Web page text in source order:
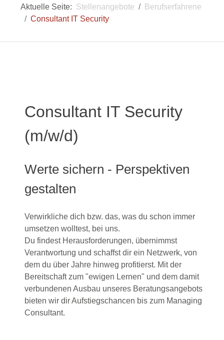
Aktuelle Seite: Stellenangebote
Berufserfahrene
Consultant IT Security
Consultant IT Security
(m/w/d)
Werte sichern - Perspektiven
gestalten
Verwirkliche dich bzw. das, was du schon immer
umsetzen wolltest, bei uns.
Du findest Herausforderungen, übernimmst
Verantwortung und schaffst dir ein Netzwerk, von
dem du über Jahre hinweg profitierst. Mit der
Bereitschaft zum "ewigen Lernen" und dem damit
verbundenen Ausbau unseres Beratungsangebots
bieten wir dir Aufstiegschancen bis zum Managing
Consultant.